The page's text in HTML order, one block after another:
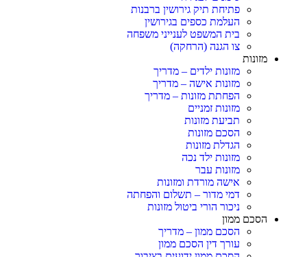
פתיחת תיק גירושין ברבנות
העלמת כספים בגירושין
בית המשפט לענייני משפחה
צו הגנה (הרחקה)
מזונות
מזונות ילדים – מדריך
מזונות אישה – מדריך
הפחתת מזונות – מדריך
מזונות זמניים
תביעת מזונות
הסכם מזונות
הגדלת מזונות
מזונות ילד נכה
מזונות עבר
אישה מורדת ומזונות
דמי מדור – תשלום והפחתה
ניכור הורי ביטול מזונות
הסכם ממון
הסכם ממון – מדריך
עורך דין הסכם ממון